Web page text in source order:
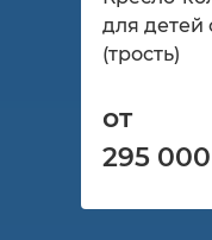
для детей
(трость)
от
295